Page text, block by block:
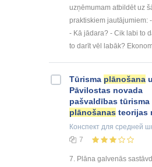
uzņēmumam atbildēt uz
praktiskiem jautājumiem:
- Kā jādara? - Cik labi to
to darīt vēl labāk?
Tūrisma plānošana
Pāvilostas novada
pašvaldības tūrisma
plānošanas teorijas
Конспект для средней
7
7. Plāna galvenās